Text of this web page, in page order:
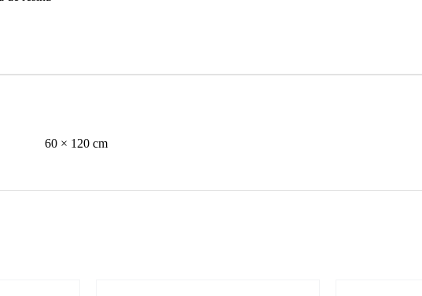
60 × 120 cm